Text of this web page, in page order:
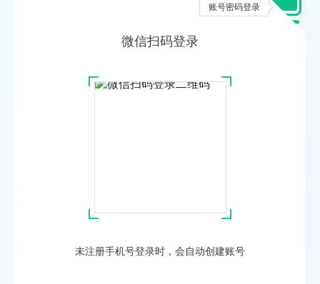
账号密码登录
微信扫码登录
未注册手机号登录时，会自动创建账号